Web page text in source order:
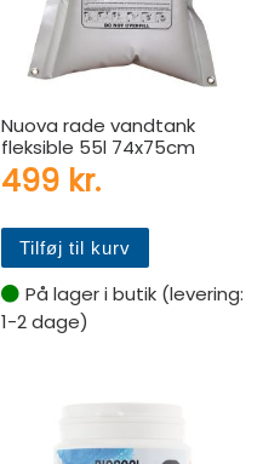
Nuova rade vandtank
fleksible 55l 74x75cm
499 kr.
Tilføj til kurv
På lager i butik (levering:
1-2 dage)